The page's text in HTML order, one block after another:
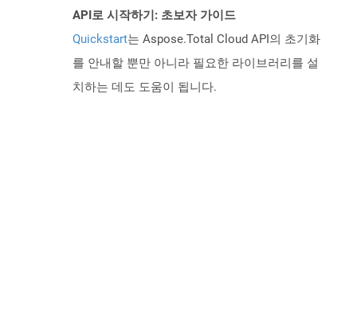
API로 시작하기: 초보자 가이드
Quickstart는 Aspose.Total Cloud API의 초기화
를 안내할 뿐만 아니라 필요한 라이브러리를 설
치하는 데도 도움이 됩니다.